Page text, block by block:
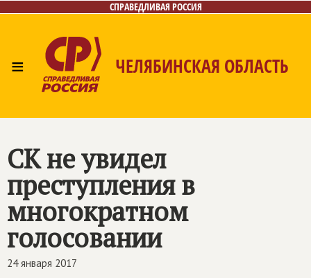
СПРАВЕДЛИВАЯ РОССИЯ
≡ ЧЕЛЯБИНСКАЯ ОБЛАСТЬ
СК не увидел
преступления в
многократном
голосовании
24 января 2017